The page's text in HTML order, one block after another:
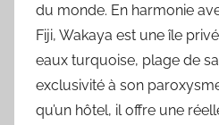
du monde. En harmonie
Fiji, Wakaya est une île
eaux turquoise, plage de
exclusivité à son
qu’un hôtel, il offre une